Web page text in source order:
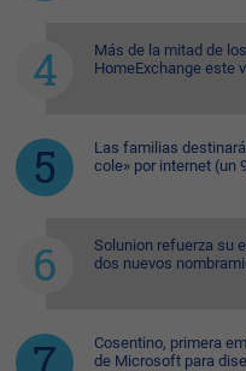
Más de la mitad de
HomeExchange este
Las familias
cole» por internet (un
Solunion refuerza su
dos nuevos
Cosentino, primera
de Microsoft para